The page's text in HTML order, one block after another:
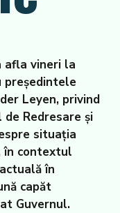
afla vineri la
președintele
Leyen, privind
Redresare și
situația
în contextul
în
capăt
Guvernul.